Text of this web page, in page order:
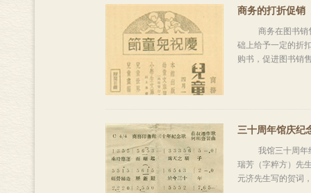
商务的打折促销
商务在图书销售
础上给予一定的折
购书，促进图书销
三十周年馆庆纪
我馆三十周年纪
瑞芳（字粹方）先
元济先生写的贺词